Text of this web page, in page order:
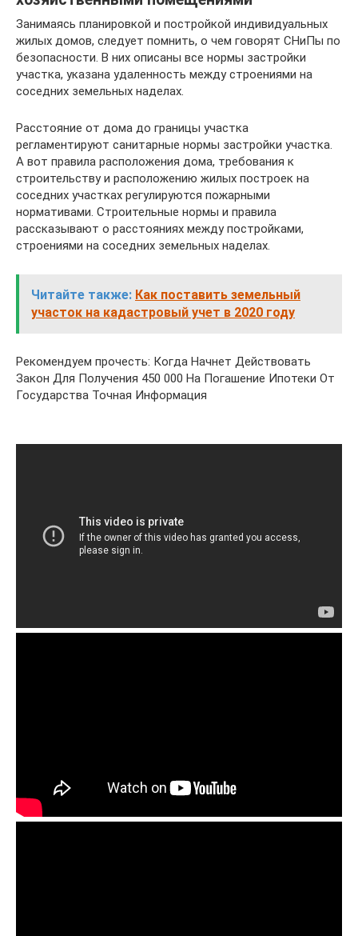
Занимаясь планировкой и постройкой индивидуальных
жилых домов, следует помнить, о чем говорят СНиПы по
безопасности. В них описаны все нормы застройки
участка, указана удаленность между строениями на
соседних земельных наделах.
Расстояние от дома до границы участка
регламентируют санитарные нормы застройки участка.
А вот правила расположения дома, требования к
строительству и расположению жилых построек на
соседних участках регулируются пожарными
нормативами. Строительные нормы и правила
рассказывают о расстояниях между постройками,
строениями на соседних земельных наделах.
Читайте также: Как поставить земельный
участок на кадастровый учет в 2020 году
Рекомендуем прочесть: Когда Начнет Действовать
Закон Для Получения 450 000 На Погашение Ипотеки От
Государства Точная Информация